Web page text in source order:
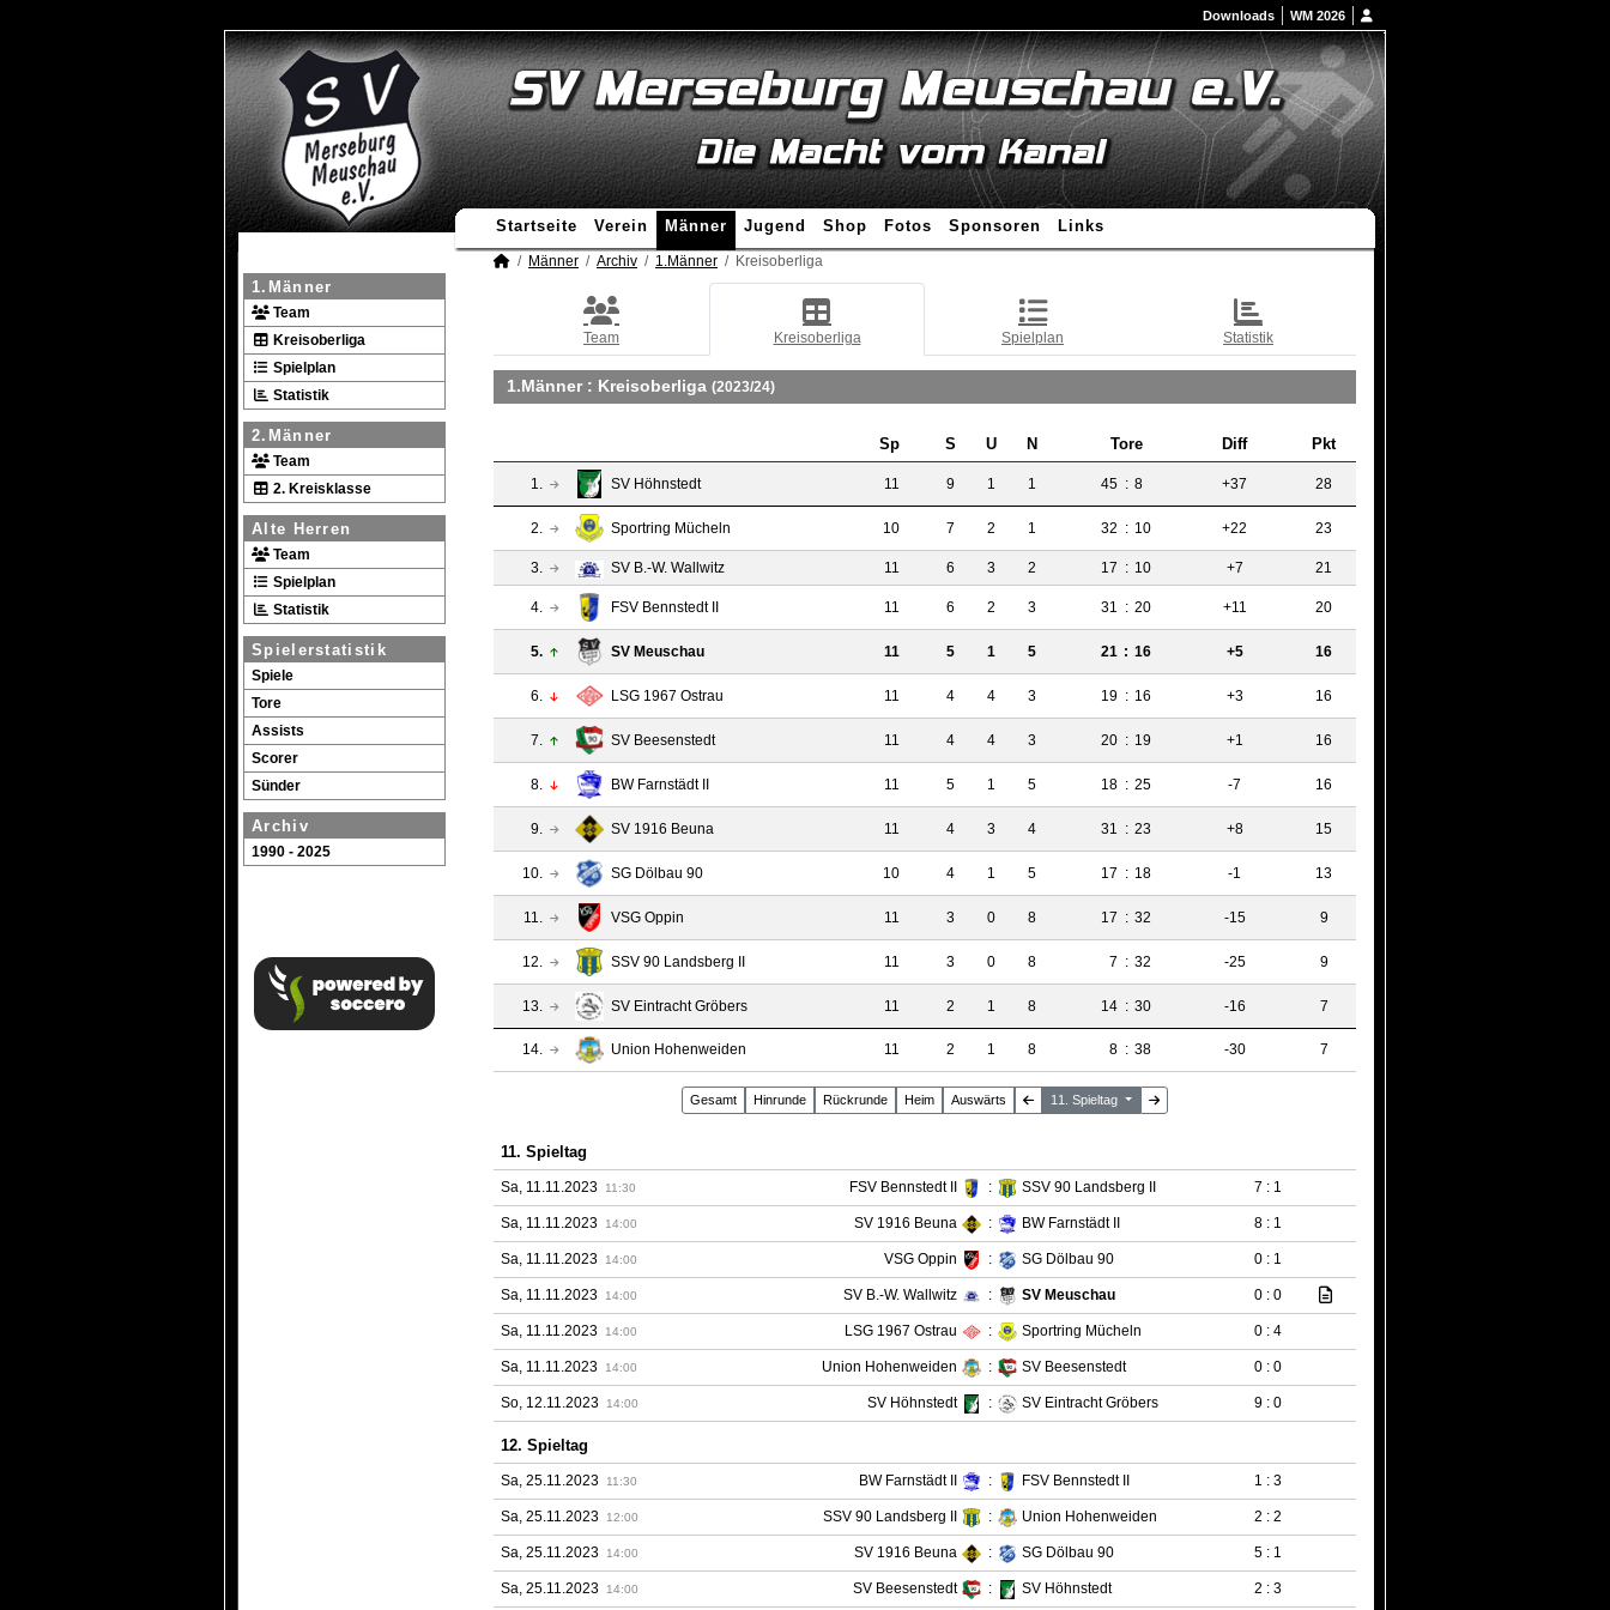
Downloads WM 2026
Startseite Verein Männer Jugend Shop Fotos Sponsoren Links
1.Männer
Team
Kreisoberliga
Spielplan
Statistik
2.Männer
Team
2. Kreisklasse
Alte Herren
Team
Spielplan
Statistik
Spielerstatistik
Spiele
Tore
Assists
Scorer
Sünder
Archiv
1990 - 2025
Männer Archiv 1.Männer Kreisoberliga
Team Kreisoberliga Spielplan Statistik
1.Männer : Kreisoberliga (2023/24)
Sp S U N Tore Diff Pkt
1. SV Höhnstedt 11 9 1 1 45 : 8 +37 28
2. Sportring Mücheln 10 7 2 1 32 : 10 +22 23
3. SV B.-W. Wallwitz 11 6 3 2 17 : 10 +7 21
4. FSV Bennstedt II 11 6 2 3 31 : 20 +11 20
5. SV Meuschau 11 5 1 5 21 : 16 +5 16
6. LSG 1967 Ostrau 11 4 4 3 19 : 16 +3 16
7. SV Beesenstedt 11 4 4 3 20 : 19 +1 16
8. BW Farnstädt II 11 5 1 5 18 : 25 -7 16
9. SV 1916 Beuna 11 4 3 4 31 : 23 +8 15
10. SG Dölbau 90 10 4 1 5 17 : 18 -1 13
11. VSG Oppin 11 3 0 8 17 : 32 -15 9
12. SSV 90 Landsberg II 11 3 0 8 7 : 32 -25 9
13. SV Eintracht Gröbers 11 2 1 8 14 : 30 -16 7
14. Union Hohenweiden 11 2 1 8 8 : 38 -30 7
Gesamt Hinrunde Rückrunde Heim Auswärts 11. Spieltag
11. Spieltag
Sa, 11.11.2023 11:30 FSV Bennstedt II : SSV 90 Landsberg II 7 : 1
Sa, 11.11.2023 14:00 SV 1916 Beuna : BW Farnstädt II 8 : 1
Sa, 11.11.2023 14:00 VSG Oppin : SG Dölbau 90 0 : 1
Sa, 11.11.2023 14:00 SV B.-W. Wallwitz : SV Meuschau 0 : 0
Sa, 11.11.2023 14:00 LSG 1967 Ostrau : Sportring Mücheln 0 : 4
Sa, 11.11.2023 14:00 Union Hohenweiden : SV Beesenstedt 0 : 0
So, 12.11.2023 14:00 SV Höhnstedt : SV Eintracht Gröbers 9 : 0
12. Spieltag
Sa, 25.11.2023 11:30 BW Farnstädt II : FSV Bennstedt II 1 : 3
Sa, 25.11.2023 12:00 SSV 90 Landsberg II : Union Hohenweiden 2 : 2
Sa, 25.11.2023 14:00 SV 1916 Beuna : SG Dölbau 90 5 : 1
Sa, 25.11.2023 14:00 SV Beesenstedt : SV Höhnstedt 2 : 3